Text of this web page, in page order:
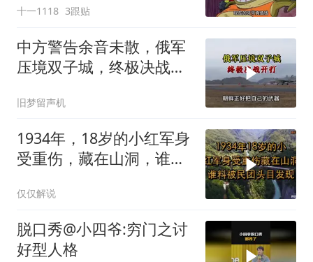
十一1118 3跟贴
中方警告余音未散，俄军
压境双子城，终极决战开
旧梦留声机
1934年，18岁的小红军身
受重伤，藏在山洞，谁料
仅仅解说
脱口秀@小四爷:穷门之讨
好型人格